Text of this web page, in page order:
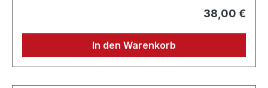
38,00 €
In den Warenkorb